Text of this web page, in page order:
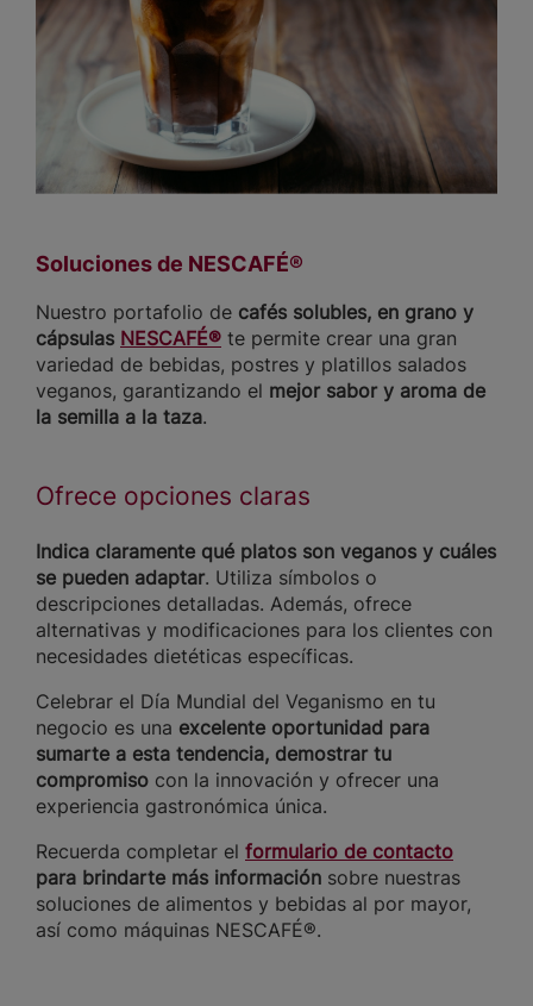
Soluciones de NESCAFÉ®
Nuestro portafolio de cafés solubles, en grano y
cápsulas NESCAFÉ® te permite crear una gran
variedad de bebidas, postres y platillos salados
veganos, garantizando el mejor sabor y aroma de
la semilla a la taza.
Ofrece opciones claras
Indica claramente qué platos son veganos y cuáles
se pueden adaptar. Utiliza símbolos o
descripciones detalladas. Además, ofrece
alternativas y modificaciones para los clientes con
necesidades dietéticas específicas.
Celebrar el Día Mundial del Veganismo en tu
negocio es una excelente oportunidad para
sumarte a esta tendencia, demostrar tu
compromiso con la innovación y ofrecer una
experiencia gastronómica única.
Recuerda completar el formulario de contacto
para brindarte más información sobre nuestras
soluciones de alimentos y bebidas al por mayor,
así como máquinas NESCAFÉ®.